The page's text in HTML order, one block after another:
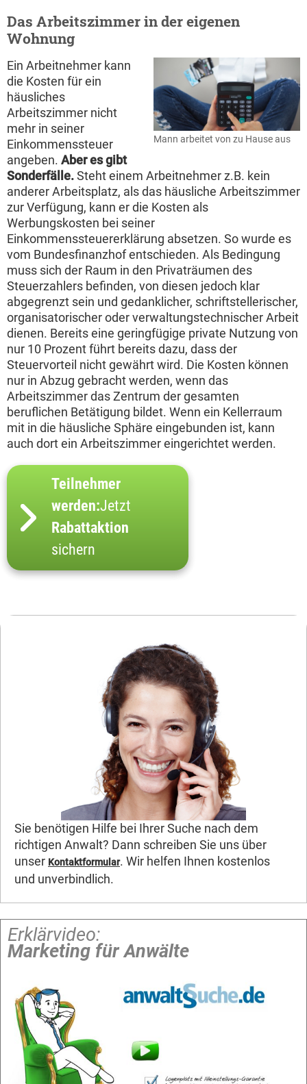
Das Arbeitszimmer in der eigenen
Wohnung
Mann arbeitet von zu Hause aus
Ein Arbeitnehmer kann
die Kosten für ein
häusliches
Arbeitszimmer nicht
mehr in seiner
Einkommenssteuer
angeben. Aber es gibt
Sonderfälle.Steht einem Arbeitnehmer z.B. kein
anderer Arbeitsplatz, als das häusliche Arbeitszimmer
zur Verfügung, kann er die Kosten als
Werbungskosten bei seiner
Einkommenssteuererklärung absetzen. So wurde es
vom Bundesfinanzhof entschieden. Als Bedingung
muss sich der Raum in den Privaträumen des
Steuerzahlers befinden, von diesen jedoch klar
abgegrenzt sein und gedanklicher, schriftstellerischer,
organisatorischer oder verwaltungstechnischer Arbeit
dienen. Bereits eine geringfügige private Nutzung von
nur 10 Prozent führt bereits dazu, dass der
Steuervorteil nicht gewährt wird. Die Kosten können
nur in Abzug gebracht werden, wenn das
Arbeitszimmer das Zentrum der gesamten
beruflichen Betätigung bildet. Wenn ein Kellerraum
mit in die häusliche Sphäre eingebunden ist, kann
auch dort ein Arbeitszimmer eingerichtet werden.
Teilnehmer
werden:Jetzt
Rabattaktion
sichern
Sie benötigen Hilfe bei Ihrer Suche nach dem
richtigen Anwalt? Dann schreiben Sie uns über
unser Kontaktformular. Wir helfen Ihnen kostenlos
und unverbindlich.
Erklärvideo:
Marketing für Anwälte